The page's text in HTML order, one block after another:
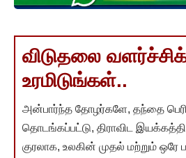
விடுதலை
உரமிடுங்கள்..
அன்பார்ந்த தோழர்களே, தந்தை
தொடங்கப்பட்டு, திராவிட
குரலாக, உலகின் முதல் மற்றும் ஒரே